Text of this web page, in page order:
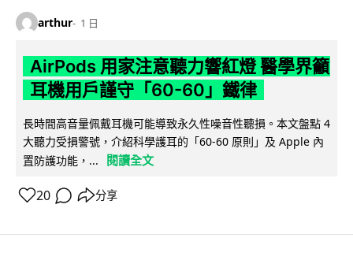
arthur 1 日
AirPods 用家注意聽力響紅燈 醫學界籲
耳機用戶謹守「60-60」鐵律
長時間高音量佩戴耳機可能導致永久性噪音性聽損。本文盤點 4
大聽力受損警號，介紹科學護耳的「60-60 原則」及 Apple 內
置防護功能，...
閱讀全文
20 分享